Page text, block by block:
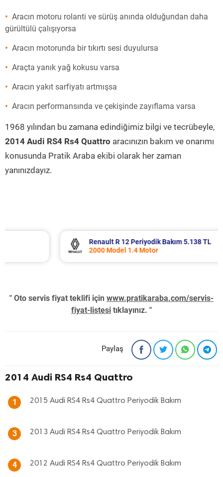
Aracın motoru rolanti ve sürüş anında olduğundan daha
gürültülü çalışıyorsa
Aracın motorunda bir tıkırtı sesi duyulursa
Araçta yanık yağ kokusu varsa
Aracın yakıt sarfiyatı artmışsa
Aracın performansında ve çekişinde zayıflama varsa
1968 yılından bu zamana edindiğimiz bilgi ve tecrübeyle,
2014 Audi RS4 Rs4 Quattro aracınızın bakım ve onarımı
konusunda Pratik Araba ekibi olarak her zaman
yanınızdayız.
Renault R 12 Periyodik Bakım 5.138 TL
2000 Model 1.4 Motor
" Oto servis fiyat teklifi için www.pratikaraba.com/servis-
fiyat-listesi tıklayınız. "
Paylaş
2014 Audi RS4 Rs4 Quattro
1 2015 Audi RS4 Rs4 Quattro Periyodik Bakım
3 2013 Audi RS4 Rs4 Quattro Periyodik Bakım
4 2012 Audi RS4 Rs4 Quattro Periyodik Bakım